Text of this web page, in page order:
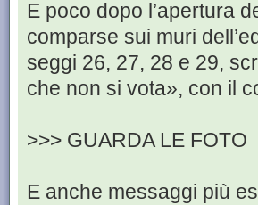
E poco dopo l’apertura
comparse sui muri
seggi 26, 27, 28 e 29,
che non si vota», con il
>>> GUARDA LE FOTO
E anche messaggi più